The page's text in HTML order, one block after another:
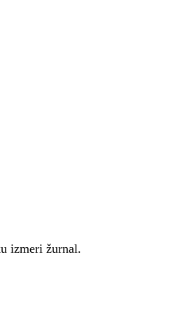
izmeri žurnal.